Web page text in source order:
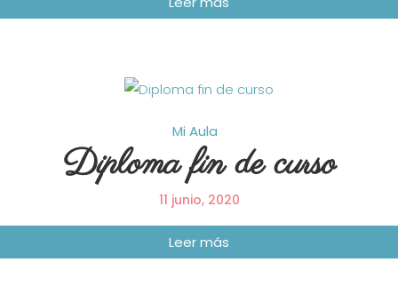
Mi Aula
Diploma fin de curso
11 junio, 2020